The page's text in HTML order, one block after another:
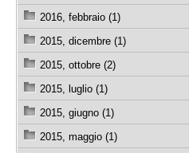
2016, febbraio (1)
2015, dicembre (1)
2015, ottobre (2)
2015, luglio (1)
2015, giugno (1)
2015, maggio (1)